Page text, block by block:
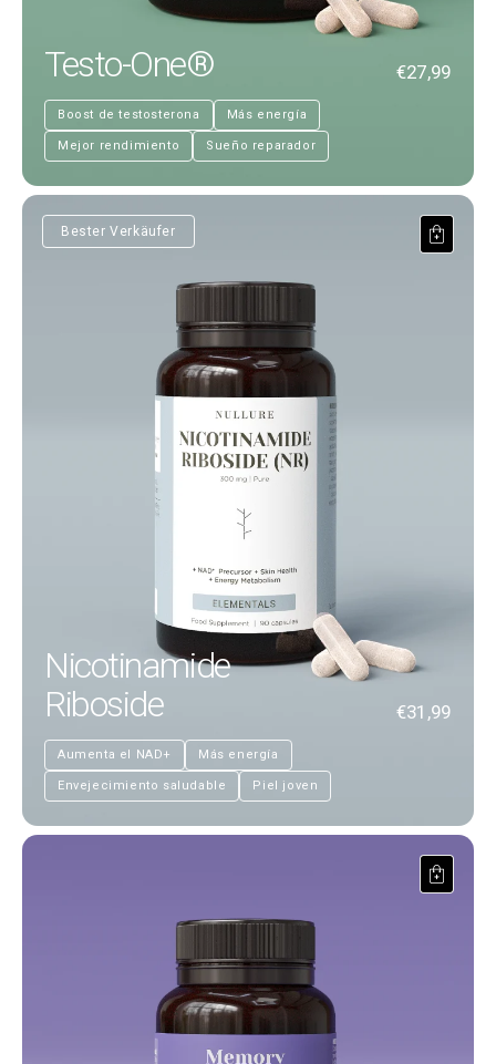
Testo-One® €27,99
Boost de testosterona Más energía
Mejor rendimiento Sueño reparador
Nicotinamide Riboside
Bester Verkäufer
Nicotinamide
Riboside
€31,99
Aumenta el NAD+ Más energía
Envejecimiento saludable Piel joven
Gedächtnis & Fokus